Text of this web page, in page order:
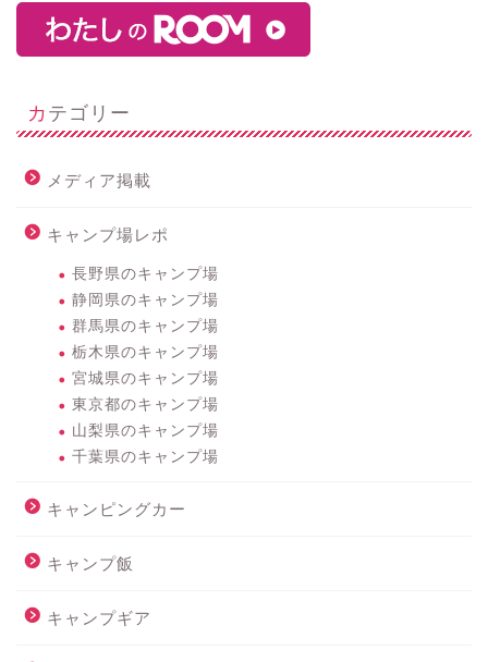
カテゴリー
メディア掲載
キャンプ場レポ
長野県のキャンプ場
静岡県のキャンプ場
群馬県のキャンプ場
栃木県のキャンプ場
宮城県のキャンプ場
東京都のキャンプ場
山梨県のキャンプ場
千葉県のキャンプ場
キャンピングカー
キャンプ飯
キャンプギア